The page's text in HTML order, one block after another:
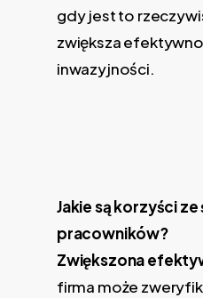
gdy jest to
zwiększa
inwazyjności.
Jakie są korzyści ze
pracowników?
Zwiększona
firma może